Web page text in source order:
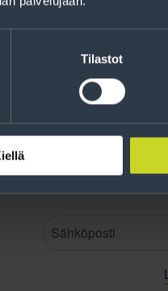
Tilastot
renkaillesi.